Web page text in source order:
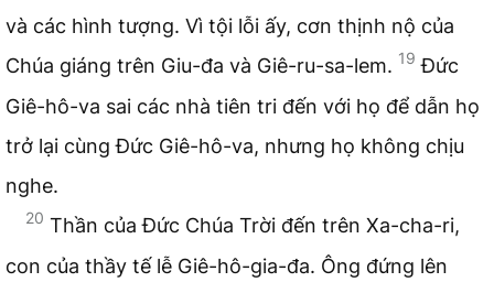
và các hình tượng. Vì tội lỗi ấy, cơn thịnh nộ của
Chúa giáng trên Giu-đa và Giê-ru-sa-lem. 19 Đức
Giê-hô-va sai các nhà tiên tri đến với họ để dẫn họ
trở lại cùng Đức Giê-hô-va, nhưng họ không chịu
nghe.
20 Thần của Đức Chúa Trời đến trên Xa-cha-ri,
con của thầy tế lễ Giê-hô-gia-đa. Ông đứng lên